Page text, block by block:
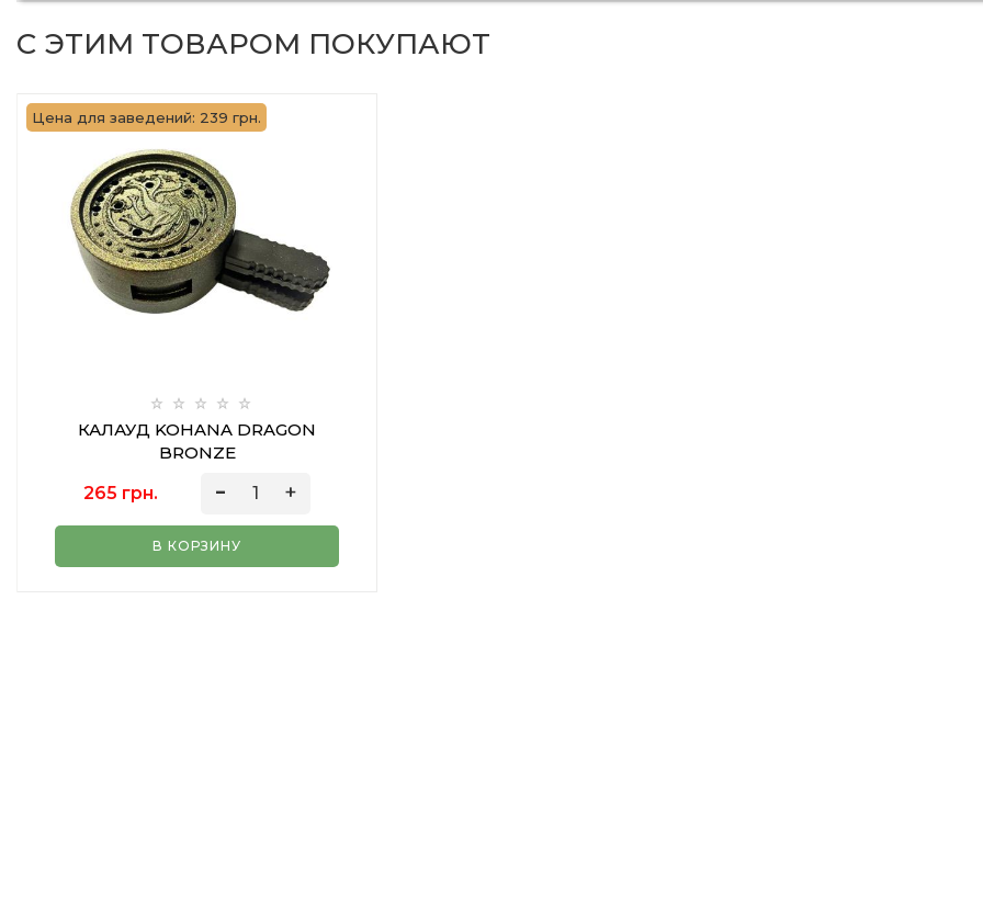
С ЭТИМ ТОВАРОМ ПОКУПАЮТ
Цена для заведений: 239 грн.
КАЛАУД KOHANA DRAGON
BRONZE
265 грн.
В КОРЗИНУ